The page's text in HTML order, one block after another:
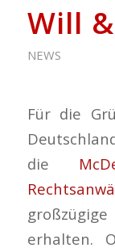
Will
NEWS
Für die
die
erhalten.